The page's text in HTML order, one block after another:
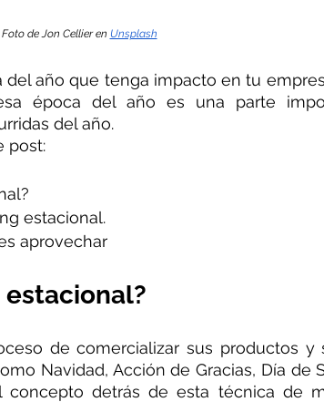
Foto de Jon Cellier en Unsplash
año que tenga impacto en tu
época del año es una parte
del año.
post:
estacional.
aprovechar
de comercializar sus productos y
Navidad, Acción de Gracias, Día de
concepto detrás de esta técnica de